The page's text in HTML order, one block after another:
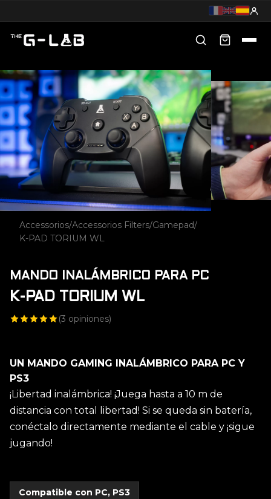
Accessorios/Accessorios Filters/Gamepad/
K-PAD TORIUM WL
MANDO INALÁMBRICO PARA PC
K-PAD TORIUM WL
(3 opiniones)
UN MANDO GAMING INALÁMBRICO PARA PC Y
PS3
¡Libertad inalámbrica! ¡Juega hasta a 10 m de
distancia con total libertad! Si se queda sin batería,
conéctalo directamente mediante el cable y ¡sigue
jugando!
Compatible con PC, PS3